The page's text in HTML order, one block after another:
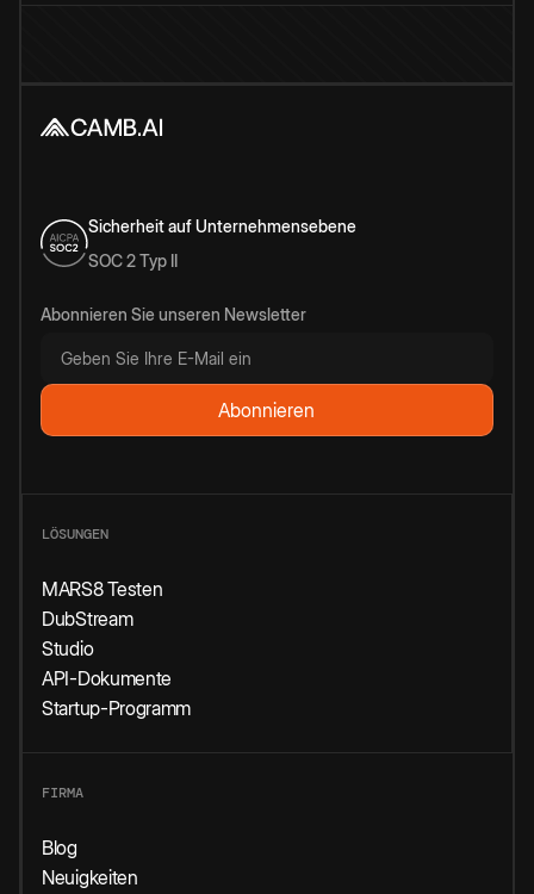
Sicherheit auf Unternehmensebene
SOC 2 Typ II
Abonnieren Sie unseren Newsletter
LÖSUNGEN
MARS8 Testen
DubStream
Studio
API-Dokumente
Startup-Programm
FIRMA
Blog
Neuigkeiten